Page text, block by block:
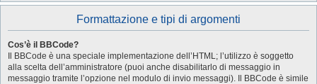
Formattazione e tipi di argomenti
Cos’è il BBCode?
Il BBCode è una speciale implementazione dell’HTML; l’utilizzo è soggetto
alla scelta dell’amministratore (puoi anche disabilitarlo di messaggio in
messaggio tramite l’opzione nel modulo di invio messaggi). Il BBCode è simile